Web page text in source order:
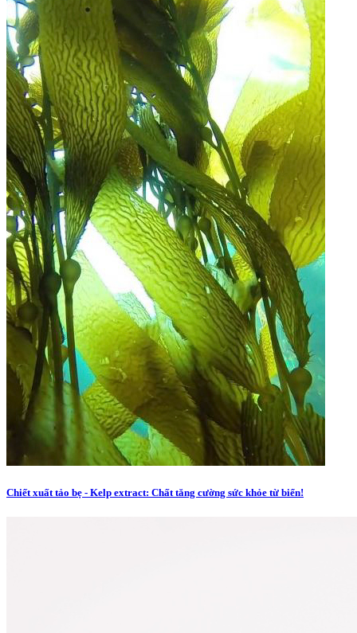
Chiết xuất tảo bẹ - Kelp extract: Chất tăng cường sức khỏe từ biển!